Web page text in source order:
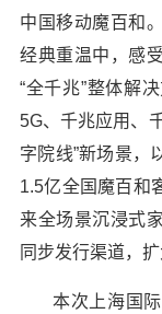
中国移动魔百和
经典重温中，感
“全千兆”整体解
5G、千兆应用、
字院线”新场景，
1.5亿全国魔百和
来全场景沉浸式
同步发行渠道，
本次上海国